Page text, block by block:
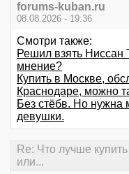
forums-kuban.ru
08.08.2026 - 19:36
Смотри также:
Решил взять
мнение?
Купить в Москве,
Краснодаре, можно
Без стёбв. Но нужна
девушки.
Re: Что лучше
или...